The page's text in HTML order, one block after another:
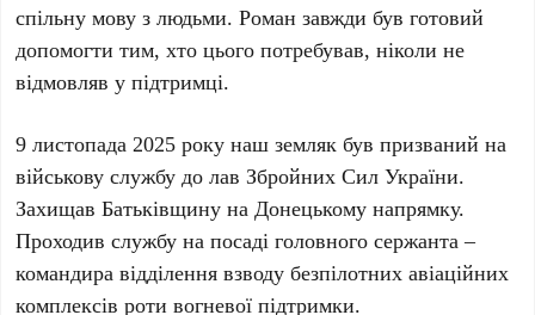
спільну мову з людьми. Роман завжди був готовий
допомогти тим, хто цього потребував, ніколи не
відмовляв у підтримці.
9 листопада 2025 року наш земляк був призваний на
військову службу до лав Збройних Сил України.
Захищав Батьківщину на Донецькому напрямку.
Проходив службу на посаді головного сержанта –
командира відділення взводу безпілотних авіаційних
комплексів роти вогневої підтримки.